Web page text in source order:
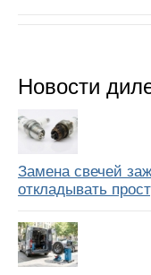
Новости
Замена свечей
откладывать